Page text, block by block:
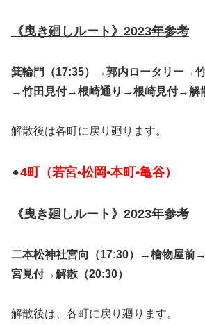
《曳き廻しルート》2023年参考
箕輪門（17:35） →郭内ロータリー→
→竹田見付→根崎通り →根崎見付→解
解散後は各町に戻り廻ります。
⚫︎4町（若宮•松岡•本町•亀谷）
《曳き廻しルート》2023年参考
二本松神社宮向（17:30） →檜物屋前→
宮見付→解散（20:30）
解散後は、各町に戻り廻ります。